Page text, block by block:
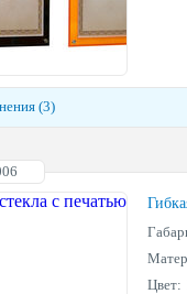
(3)
Цвет: